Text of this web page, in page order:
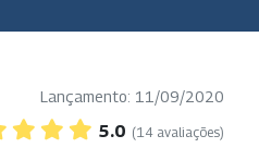
Lançamento: 11/09/2020
5.0 (14 avaliações)